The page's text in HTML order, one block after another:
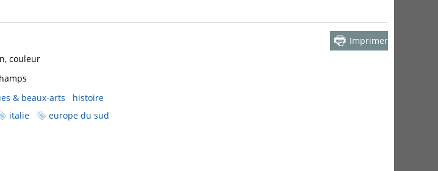
Imprimer
couleur
& beaux-arts
histoire
italie europe du sud